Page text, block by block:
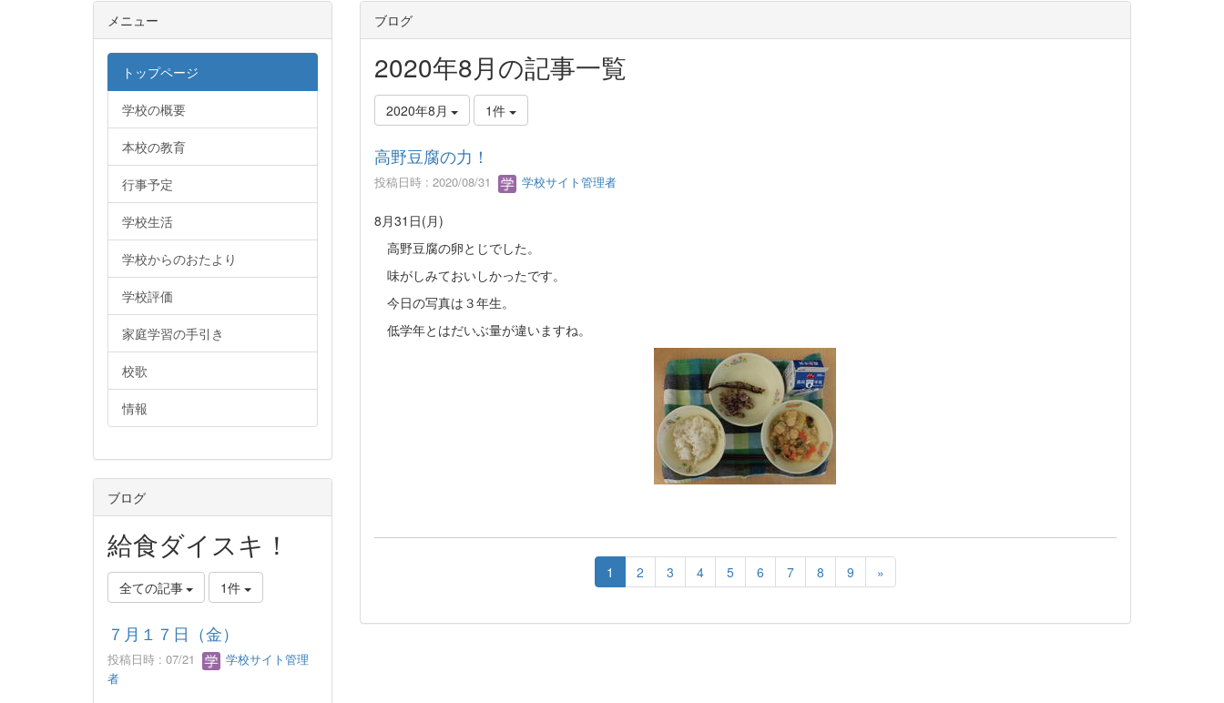
ブログ
2020年8月の記事一覧
2020年8月 1件
高野豆腐の力！
投稿日時 : 2020/08/31 学校サイト管理者
8月31日(月)
高野豆腐の卵とじでした。
味がしみておいしかったです。
今日の写真は３年生。
低学年とはだいぶ量が違いますね。
1 2 3 4 5 6 7 8 9 »
メニュー
トップページ
学校の概要
本校の教育
行事予定
学校生活
学校からのおたより
学校評価
家庭学習の手引き
校歌
情報
ブログ
給食ダイスキ！
全ての記事 1件
７月１７日（金）
投稿日時 : 07/21
学校サイト管理
者